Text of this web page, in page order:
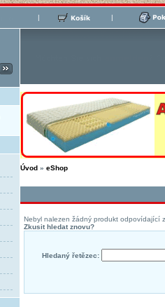
| |
Úvod» eShop
Nebyl nalezen žádný produkt odpovídající
Zkusit hledat znovu?
Hledaný řetězec: